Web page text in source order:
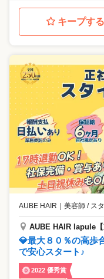
キープする
AUBE HAIR ｜ 美容師 / ス
AUBE HAIR lapule【
💎最大８０％の高歩
で安心スタート♪
2022 優秀賞